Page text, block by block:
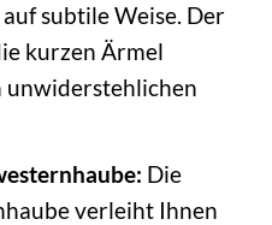
subtile Weise. Der
kurzen Ärmel
unwiderstehlichen
Die
verleiht Ihnen